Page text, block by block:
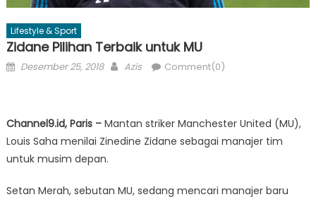
Lifestyle & Sport
Zidane Pilihan Terbaik untuk MU
Posted
Desember 25, 2018 Author
Azis Comment(0)
Channel9.id, Paris –Mantan striker Manchester United (MU),
Louis Saha menilai Zinedine Zidane sebagai manajer tim
untuk musim depan.
Setan Merah, sebutan MU, sedang mencari manajer baru